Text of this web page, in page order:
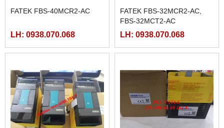
FATEK FBS-40MCR2-AC
LH: 0938.070.068
FATEK FBS-32MCR2-AC,
FBS-32MCT2-AC
LH: 0938.070.068